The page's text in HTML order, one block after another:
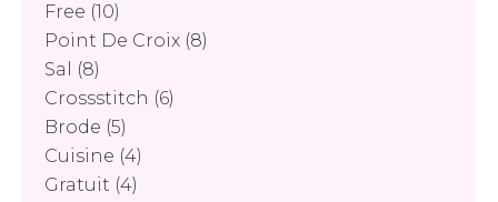
Free (10)
Point De Croix (8)
Sal
(8)
Crossstitch (6)
Brode (5)
Cuisine (4)
Gratuit (4)